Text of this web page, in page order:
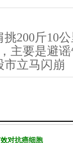
200斤10
主要是避
市立马闪崩
对抗癌细胞